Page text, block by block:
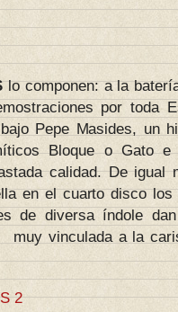
lo componen: a la
por toda
Pepe Masides, un
Bloque o Gato e
calidad. De igual
en el cuarto disco
de diversa índole
muy vinculada a la